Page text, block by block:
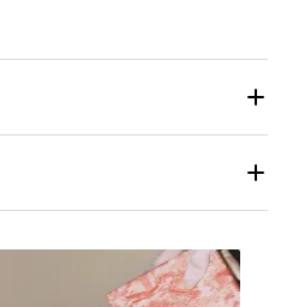
джинсы